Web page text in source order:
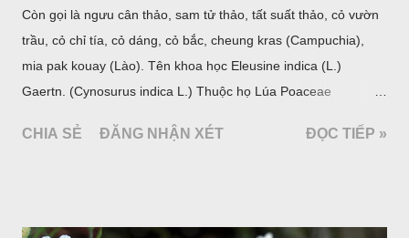
Còn gọi là ngưu cân thảo, sam tử thảo, tất suất thảo, cỏ vườn
trầu, cỏ chỉ tía, cỏ dáng, cỏ bắc, cheung kras (Campuchia),
mia pak kouay (Lào). Tên khoa học Eleusine indica (L.)
Gaertn. (Cynosurus indica L.) Thuộc họ Lúa Poaceae
CHIA SẺ ĐĂNG NHẬN XÉT ĐỌC TIẾP »